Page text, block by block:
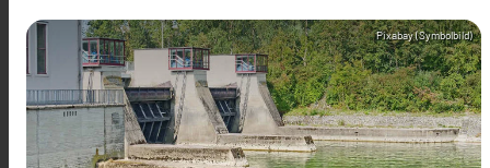
Pixabay (Symbolbild)